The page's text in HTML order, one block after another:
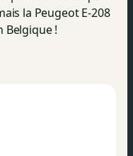
la Peugeot E-208
Belgique !